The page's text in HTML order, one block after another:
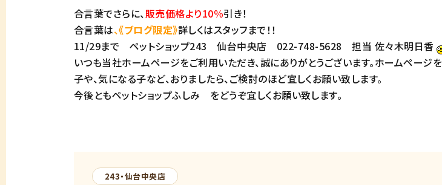
合言葉でさらに、販売価格より10％引き！
合言葉は、《ブログ限定》詳しくはスタッフまで！！
11/29まで ペットショップ243 仙台中央店 022-748-5628 担当 佐々木明日香
いつも当社ホームページをご利用いただき、誠にありがとうございます。ホームページ
子や、気になる子など、おりましたら、ご検討のほど宜しくお願い致します。
今後ともペットショップふしみ をどうぞ宜しくお願い致します。
243・仙台中央店